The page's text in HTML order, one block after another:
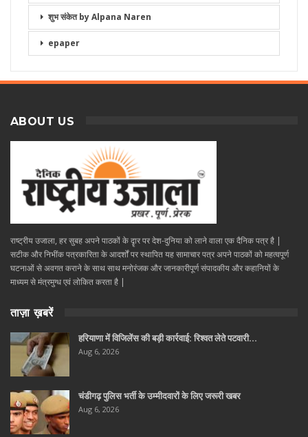
शुभ संकेत by Alpana Naren
epaper
ABOUT US
राष्ट्रीय उजाला, हर सुबह अपने पाठकों के दॄार पर देश-दुनिया को लाने वाला एक दैनिक पत्र है |
सटीक और निभींक पत्रकारिता के आदर्शों पर स्थापित यह सामाचार पत्र अपने पाठकों को महत्वपूर्ण
घटनाओं से अवगत कराने के साथ साथ मनोरंजक और जानकारीपूर्ण संपादकीय और कहानियों के
माध्यम से मंत्रमुग्ध एवं लोकित करता है |
ताज़ा ख़बरें
हरियाणा में विजिलेंस की बड़ी कार्रवाई: रिश्वत लेते पटवारी…
Aug 6, 2026
चंडीगढ़ पुलिस भर्ती के उम्मीदवारों के लिए जरूरी खबर
Aug 6, 2026